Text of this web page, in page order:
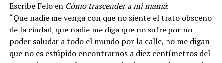
Escribe Felo en Cómo trascender a mi mamá:
“Que nadie me venga con que no siente el trato obsceno
de la ciudad, que nadie me diga que no sufre por no
poder saludar a todo el mundo por la calle, no me digan
que no es estúpido encontrarnos a diez centímetros del